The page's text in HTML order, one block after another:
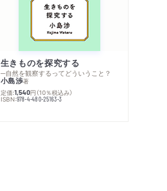
生きものを探究する
─自然を観察するってどういうこと？
小島渉著
定価:1,540円 （10％税込み）
ISBN:978-4-480-25163-3